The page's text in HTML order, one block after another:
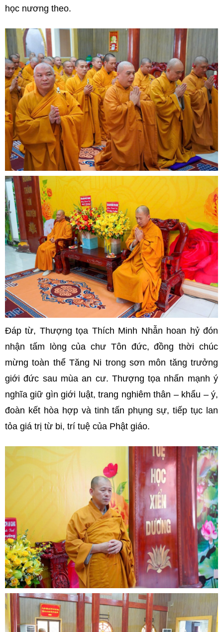
học nương theo.
Đáp từ, Thượng tọa Thích Minh Nhẫn hoan hỷ đón
nhận tấm lòng của chư Tôn đức, đồng thời chúc
mừng toàn thể Tăng Ni trong sơn môn tăng trưởng
giới đức sau mùa an cư. Thượng tọa nhấn mạnh ý
nghĩa giữ gìn giới luật, trang nghiêm thân – khẩu – ý,
đoàn kết hòa hợp và tinh tấn phụng sự, tiếp tục lan
tỏa giá trị từ bi, trí tuệ của Phật giáo.